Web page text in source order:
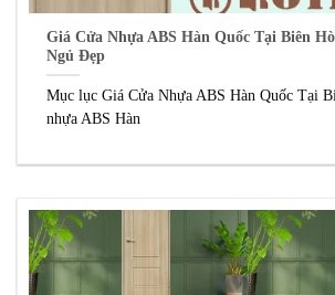
Giá Cửa Nhựa ABS Hàn Quốc Tại Biên
Ngủ Đẹp
Mục lục Giá Cửa Nhựa ABS Hàn Quốc Tại
nhựa ABS Hàn